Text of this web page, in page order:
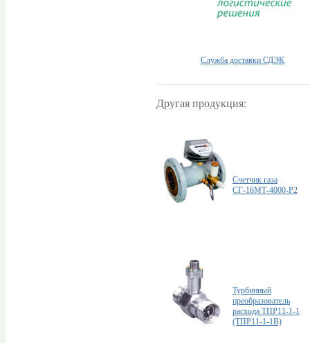
Служба доставки СДЭК
Другая продукция:
Счетчик газа
СГ-16МТ-4000-Р2
Турбинный
преобразователь
расхода ТПР11-1-1
(ТПР11-1-1B)